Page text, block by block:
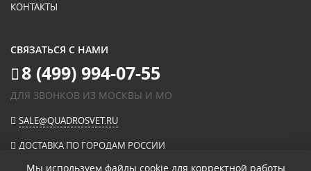
КОНТАКТЫ
СВЯЗАТЬСЯ С НАМИ
8 (499) 994-07-55
ДЛЯ ЗВОНКОВ ИЗ МОСКВЫ И МО
SALE@QUADROSVET.RU
ДОСТАВКА ПО ГОРОДАМ РОССИИ
Мы используем файлы cookie для корректной работы